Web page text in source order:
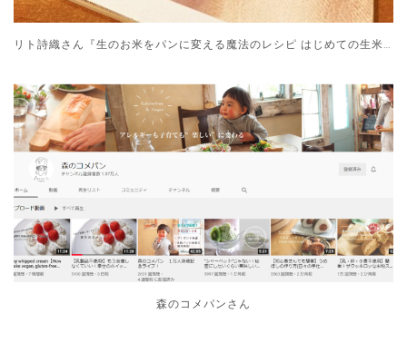
リト詩織さん『生のお米をパンに変える魔法のレシピ はじめての生米パン』
森のコメパンさん